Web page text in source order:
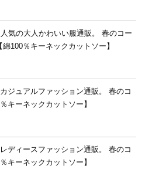
気の大人かわいい服通販。 春のコー
100％キーネックカットソー】
ジュアルファッション通販。 春のコ
キーネックカットソー】
ディースファッション通販。 春のコ
キーネックカットソー】